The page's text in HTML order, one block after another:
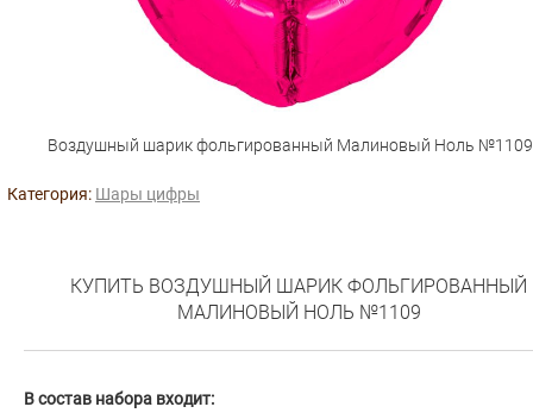
Воздушный шарик фольгированный Малиновый Ноль №1109
Категория: Шары цифры
КУПИТЬ ВОЗДУШНЫЙ ШАРИК ФОЛЬГИРОВАННЫЙ
МАЛИНОВЫЙ НОЛЬ №1109
В состав набора входит: